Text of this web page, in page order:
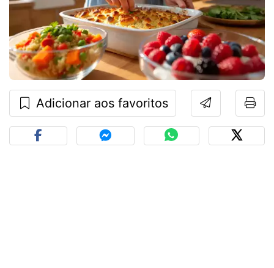
Adicionar aos favoritos